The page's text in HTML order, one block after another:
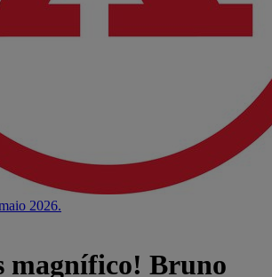
2026.
magnífico! Bruno